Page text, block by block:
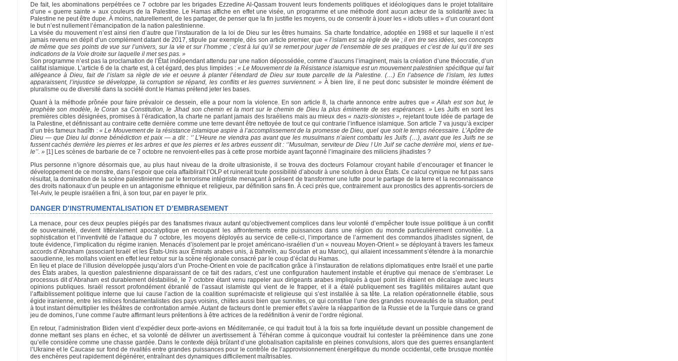
De fait, les abominations perpétrées ce 7 octobre par les brigades Ezzedine Al-Qassam trouvent leurs fondements politiques et idéologiques dans le projet totalitaire
d’une « guerre sainte » aux couleurs de la Palestine. Le Hamas affiche en effet une visée, un programme et une méthode dont aucun acteur de la solidarité avec la
Palestine ne peut être dupe. À moins, naturellement, de les partager, de penser que la fin justifie les moyens, ou de consentir à jouer les « idiots utiles » d’un courant dont
le but n’est nullement l’émancipation de la nation palestinienne.
La visée du mouvement n’est ainsi rien d’autre que l’instauration de la loi de Dieu sur les êtres humains. Sa charte fondatrice, adoptée en 1988 et sur laquelle il n’est
jamais revenu en dépit d’un complément datant de 2017, stipule par exemple, dès son article premier, que « l’islam est sa règle de vie ; il en tire ses idées, ses concepts
de même que ses points de vue sur l’univers, sur la vie et sur l’homme ; c’est à lui qu’il se remet pour juger de l’ensemble de ses pratiques et c’est de lui qu’il tire ses
indications de la Voie droite sur laquelle il met ses pas. »
Son programme n’est pas la proclamation de l’État indépendant attendu par une nation dépossédée, comme d’aucuns l’imaginent, mais la création d’une théocratie, d’un
califat islamique. L’article 6 de la charte est, à cet égard, des plus limpides : « Le Mouvement de la Résistance islamique est un mouvement palestinien spécifique qui fait
allégeance à Dieu, fait de l’islam sa règle de vie et oeuvre à planter l’étendard de Dieu sur toute parcelle de la Palestine. (…) En l’absence de l’islam, les luttes
apparaissent, l’injustice se développe, la corruption se répand, les conflits et les guerres surviennent. » À bien lire, il ne peut donc subsister le moindre élément de
pluralisme ou de diversité dans la société dont le Hamas prétend jeter les bases.
Quant à la méthode prônée pour faire prévaloir ce dessein, elle a pour nom la violence. En son article 8, la charte annonce entre autres que « Allah est son but, le
prophète son modèle, le Coran sa Constitution, le Jihad son chemin et la mort sur le chemin de Dieu la plus éminente de ses espérances. »Les Juifs en sont les
premières cibles désignées, promises à l’éradication, la charte ne parlant jamais des Israéliens mais au mieux des« nazis-sionistes », rejetant toute idée de partage de
la Palestine, et définissant au contraire cette dernière comme une terre devant être nettoyée de tout ce qui contrarie l’influence islamique. Son article 7 va jusqu’à exciper
d’un très fameux hadîth : « Le Mouvement de la résistance islamique aspire à l’accomplissement de la promesse de Dieu, quel que soit le temps nécessaire. L’Apôtre de
Dieu — que Dieu lui donne bénédiction et paix — a dit : ‘’ L’Heure ne viendra pas avant que les musulmans n’aient combattu les Juifs (…), avant que les Juifs ne se
fussent cachés derrière les pierres et les arbres et que les pierres et les arbres eussent dit : ‘’Musulman, serviteur de Dieu ! Un Juif se cache derrière moi, viens et tue-
le’’. »[1] Les scènes de barbarie de ce 7 octobre ne renvoient-elles pas à cette prose morbide ayant façonné l’imaginaire des miliciens jihadistes ?
Plus personne n’ignore désormais que, au plus haut niveau de la droite ultrasioniste, il se trouva des docteurs Folamour croyant habile d’encourager et financer le
développement de ce monstre, dans l’espoir que cela affaiblirait l’OLP et ruinerait toute possibilité d’aboutir à une solution à deux États. Ce calcul cynique ne fut pas sans
résultat, la domination de la scène palestinienne par le terrorisme intégriste menaçant à présent de transformer une lutte pour le partage de la terre et la reconnaissance
des droits nationaux d’un peuple en un antagonisme ethnique et religieux, par définition sans fin. À ceci près que, contrairement aux pronostics des apprentis-sorciers de
Tel-Aviv, le peuple israélien a fini, à son tour, par en payer le prix.
DANGER D’INSTRUMENTALISATION ET D’EMBRASEMENT
La menace, pour ces deux peuples piégés par des fanatismes rivaux autant qu’objectivement complices dans leur volonté d’empêcher toute issue politique à un conflit
de souveraineté, devient littéralement apocalyptique en recoupant les affrontements entre puissances dans une région du monde particulièrement convoitée. La
sophistication et l’inventivité de l’attaque du 7 octobre, les moyens déployés au service de celle-ci, l’importance de l’armement des commandos jihadistes signent, de
toute évidence, l’implication du régime iranien. Menacés d’isolement par le projet américano-israélien d’un « nouveau Moyen-Orient » se déployant à travers les fameux
accords d’Abraham (associant Israël et les États-Unis aux Émirats arabes unis, à Bahreïn, au Soudan et au Maroc), qui allaient incessamment s’étendre à la monarchie
saoudienne, les mollahs voient en effet leur retour sur la scène régionale consacré par le coup d’éclat du Hamas.
En lieu et place de l’illusion développée jusqu’alors d’un Proche-Orient en voie de pacification grâce à l’instauration de relations diplomatiques entre Israël et une partie
des États arabes, la question palestinienne disparaissant de ce fait des radars, c’est une configuration hautement instable et éruptive qui menace de s’embraser. Le
processus dit d’Abraham est durablement déstabilisé, le 7 octobre étant venu rappeler aux dirigeants arabes impliqués à quel point ils étaient en décalage avec leurs
opinions publiques. Israël ressort profondément ébranlé de l’assaut islamiste qui vient de le frapper, et il a étalé publiquement ses fragilités militaires autant que
l’affaiblissement politique interne que lui cause l’action de la coalition suprémaciste et religieuse qui s’est installée à sa tête. La relation opérationnelle établie, sous
égide iranienne, entre les milices fondamentalistes des pays voisins, chiites aussi bien que sunnites, ce qui constitue l’une des grandes nouveautés de la situation, peut
à tout instant démultiplier les théâtres de confrontation armée. Autant de facteurs dont le premier effet s’avère la réapparition de la Russie et de la Turquie dans ce grand
jeu de dominos, l’une comme l’autre affirmant leurs prétentions à être actrices de la redéfinition à venir de l’ordre régional.
En retour, l’administration Biden vient d’expédier deux porte-avions en Méditerranée, ce qui traduit tout à la fois sa forte inquiétude devant un possible changement de
donne mettant ses plans en échec, et sa volonté de délivrer un avertissement à Téhéran comme à quiconque voudrait lui contester la prééminence dans une zone
qu’elle considère comme une chasse gardée. Dans le contexte déjà brûlant d’une globalisation capitaliste en pleines convulsions, alors que des guerres ensanglantent
l’Ukraine et le Caucase sur fond de rivalités entre grandes puissances pour le contrôle de l’approvisionnement énergétique du monde occidental, cette brusque montée
des enchères peut rapidement dégénérer, entraînant des dynamiques difficilement maîtrisables.